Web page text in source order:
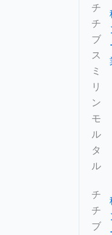
チ
チ
ブ
ス
ミ
リ
ン
モ
ル
タ
ル
チ
チ
ブ